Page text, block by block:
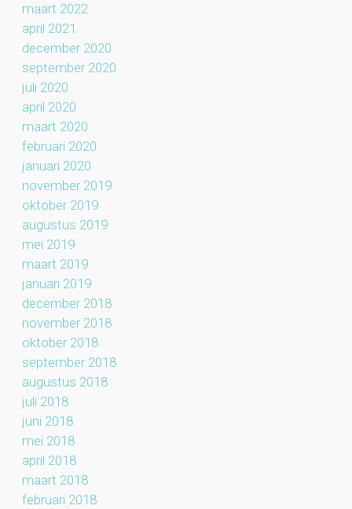
maart 2022
april 2021
december 2020
september 2020
juli 2020
april 2020
maart 2020
februari 2020
januari 2020
november 2019
oktober 2019
augustus 2019
mei 2019
maart 2019
januari 2019
december 2018
november 2018
oktober 2018
september 2018
augustus 2018
juli 2018
juni 2018
mei 2018
april 2018
maart 2018
februari 2018